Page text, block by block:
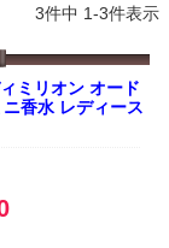
3件中 1-3件表示
ミリオン オード
ニ香水 レディース